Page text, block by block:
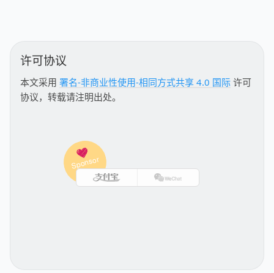
许可协议
本文采用 署名-非商业性使用-相同方式共享 4.0 国际 许可
协议，转载请注明出处。